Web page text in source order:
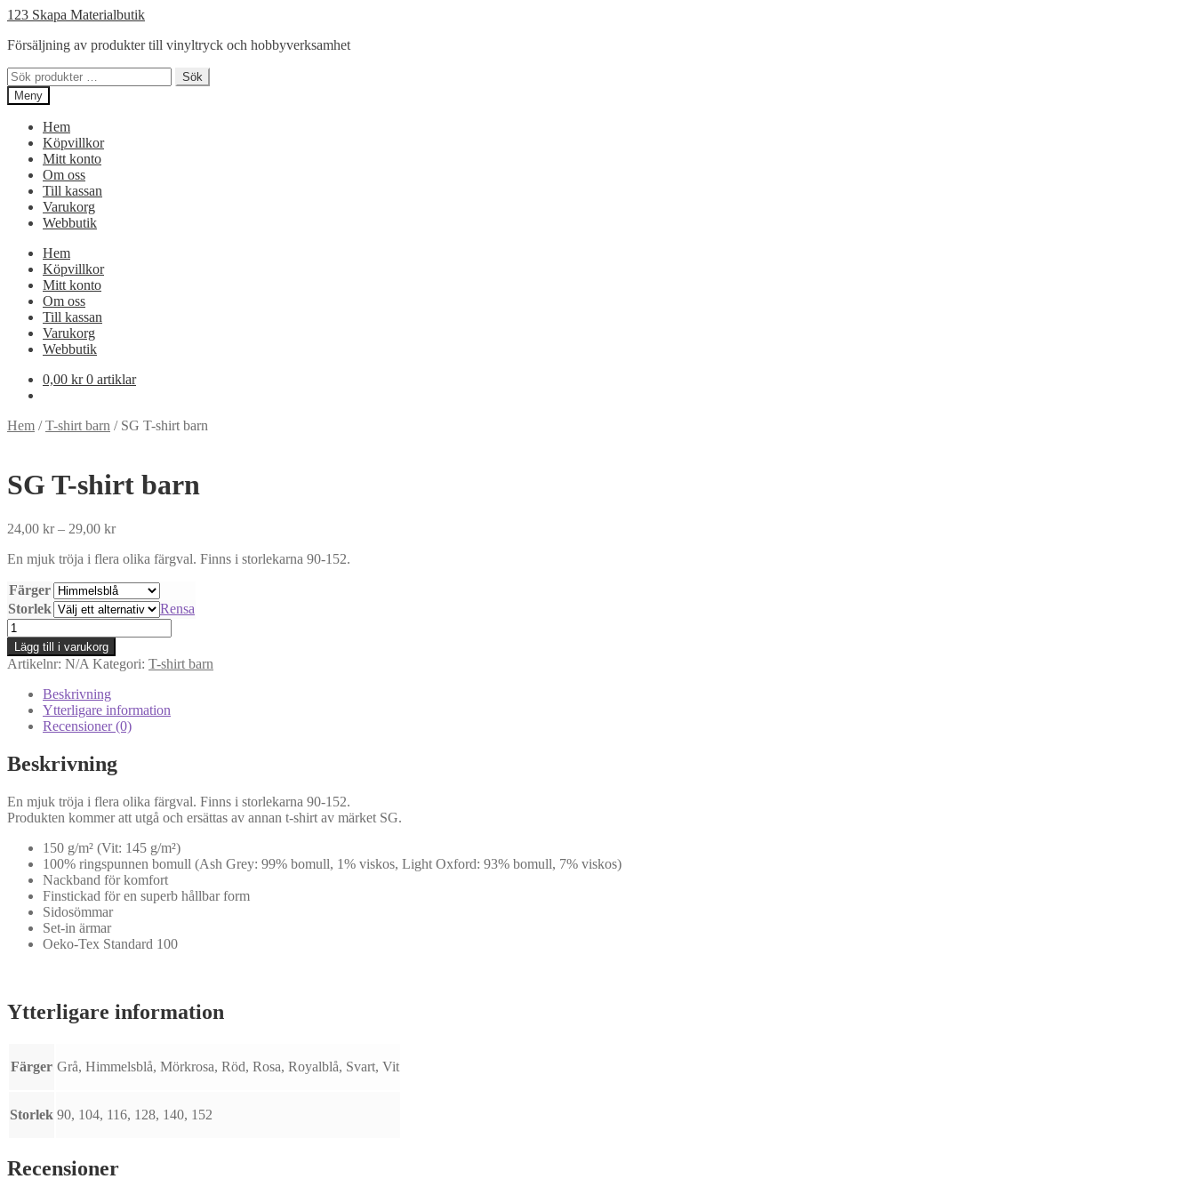
Hoppa
navigering
Hoppa
innehåll
123 Skapa Materialbutik
Försäljning av produkter till vinyltryck och hobbyverksamhet
Sök
efter:
Sök
Meny
Hem
Köpvillkor
Mitt konto
Om oss
Till kassan
Varukorg
Webbutik
Hem
Köpvillkor
Mitt konto
Om oss
Till kassan
Varukorg
Webbutik
0,00 kr 0 artiklar
Hem /T-shirt barn / SG T-shirt barn
SG T-shirt barn
24,00 kr – 29,00 krPrisintervall:
till
En mjuk tröja i flera olika färgval. Finns i storlekarna 90-152.
Färger
Storlek
Rensa
SG
T-
shirt
barn
mängd
Lägg till i varukorg
Artikelnr: N/A Kategori: T-shirt barn
Beskrivning
Ytterligare information
Recensioner (0)
Beskrivning
En mjuk tröja i flera olika färgval. Finns i storlekarna 90-152.
Produkten kommer att utgå och ersättas av annan t-shirt av märket SG.
150 g/m² (Vit: 145 g/m²)
100% ringspunnen bomull (Ash Grey: 99% bomull, 1% viskos, Light Oxford: 93% bomull, 7% viskos)
Nackband för komfort
Finstickad för en superb hållbar form
Sidosömmar
Set-in ärmar
Oeko-Tex Standard 100
Ytterligare information
Färger Grå, Himmelsblå, Mörkrosa, Röd, Rosa, Royalblå, Svart, Vit
Storlek 90, 104, 116, 128, 140, 152
Recensioner